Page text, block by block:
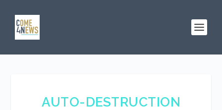
AUTO-DESTRUCTION